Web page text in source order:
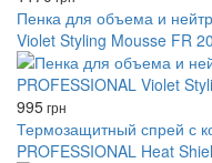
Пенка для объема и
Violet Styling Mousse FR
995грн
Термозащитный спрей с
PROFESSIONAL Heat